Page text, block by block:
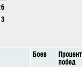
Боев Процент
побед